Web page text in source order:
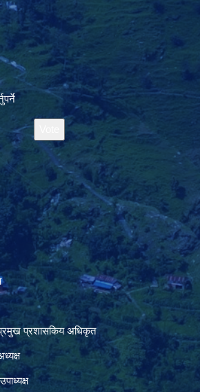
प्रशासकिय अधिकृत